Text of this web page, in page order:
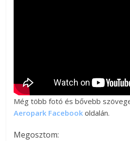
Még több fotó és bővebb
Aeropark Facebook oldalán.
Megosztom: